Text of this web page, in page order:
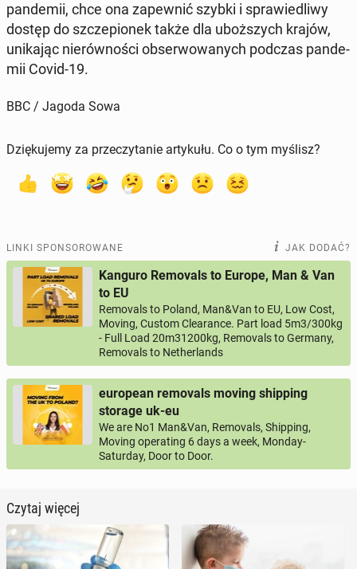
pan­de­mii, chce ona za­pew­nić szybki i spra­wie­dli­wy
dostęp do szcze­pio­nek także dla uboż­szych krajów,
uni­ka­jąc nie­rów­no­ści ob­ser­wo­wa­nych podczas pan­de­
mii Covid-19.
BBC / Jagoda Sowa
Dziękujemy za przeczytanie artykułu. Co o tym myślisz?
LINKI SPONSOROWANE JAK DODAĆ?
Kanguro Removals to Europe, Man & Van
to EU
Removals to Poland, Man&Van to EU, Low Cost,
Moving, Custom Clearance. Part load 5m3/300kg
- Full Load 20m31200kg, Removals to Germany,
Removals to Netherlands
european removals moving shipping
storage uk-eu
We are No1 Man&Van, Removals, Shipping,
Moving operating 6 days a week, Monday-
Saturday, Door to Door.
Czytaj więcej